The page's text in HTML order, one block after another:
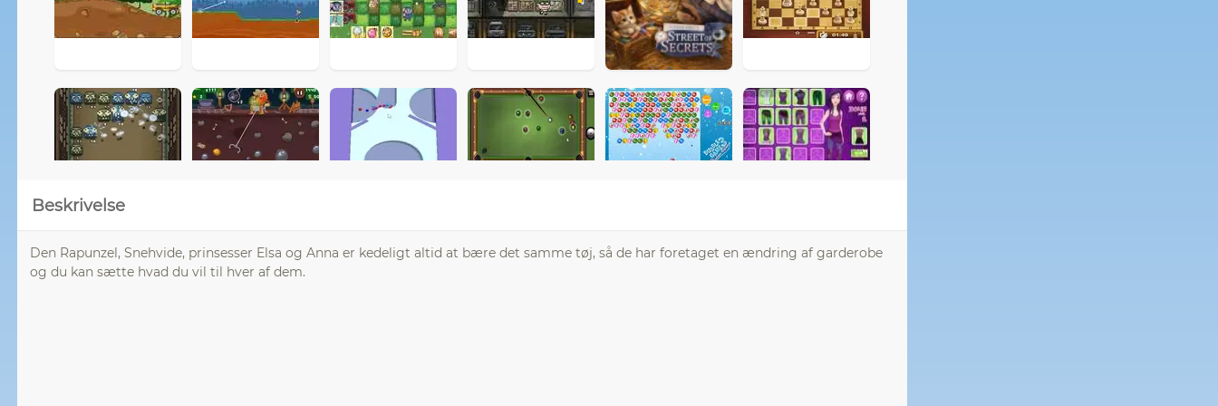
Beskrivelse
Den Rapunzel, Snehvide, prinsesser Elsa og Anna er kedeligt altid at bære det samme tøj, så de har foretaget en ændring af garderobe
og du kan sætte hvad du vil til hver af dem.